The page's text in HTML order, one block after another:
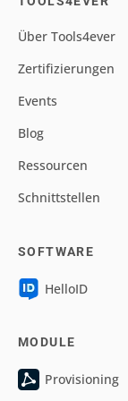
Über Tools4ever
Zertifizierungen
Events
Blog
Ressourcen
Schnittstellen
SOFTWARE
HelloID
MODULE
Provisioning